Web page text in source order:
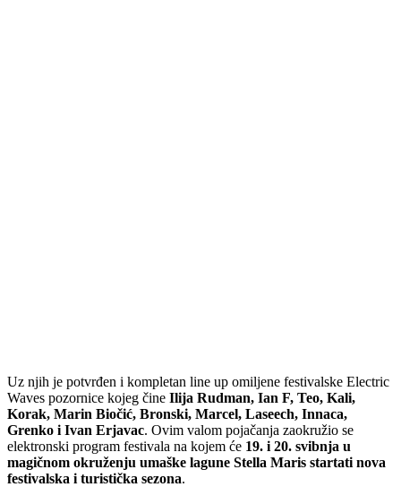
Uz njih je potvrđen i kompletan line up omiljene festivalske Electric
Waves pozornice kojeg čine Ilija Rudman, Ian F, Teo, Kali,
Korak, Marin Biočić, Bronski, Marcel, Laseech, Innaca,
Grenko i Ivan Erjavac. Ovim valom pojačanja zaokružio se
elektronski program festivala na kojem će 19. i 20. svibnja u
magičnom okruženju umaške lagune Stella Maris startati nova
festivalska i turistička sezona.